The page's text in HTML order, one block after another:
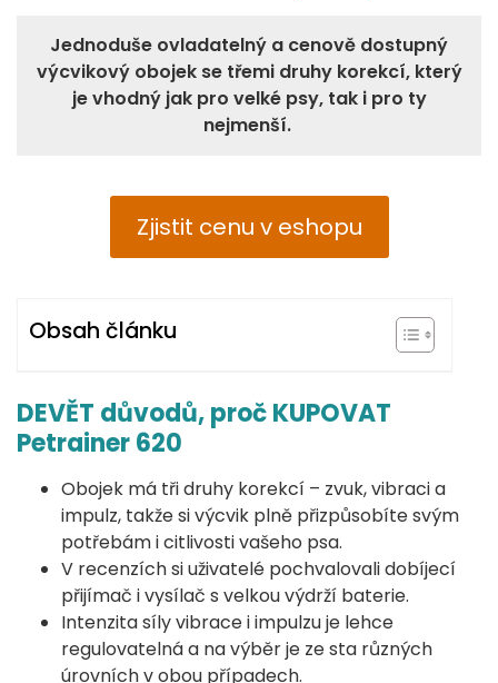
Jednoduše ovladatelný a cenově dostupný
výcvikový obojek se třemi druhy korekcí, který
je vhodný jak pro velké psy, tak i pro ty
nejmenší.
Zjistit cenu v eshopu
Obsah článku
DEVĚT důvodů, proč KUPOVAT
Petrainer 620
Obojek má tři druhy korekcí – zvuk, vibraci a
impulz, takže si výcvik plně přizpůsobíte svým
potřebám i citlivosti vašeho psa.
V recenzích si uživatelé pochvalovali dobíjecí
přijímač i vysílač s velkou výdrží baterie.
Intenzita síly vibrace i impulzu je lehce
regulovatelná a na výběr je ze sta různých
úrovních v obou případech.